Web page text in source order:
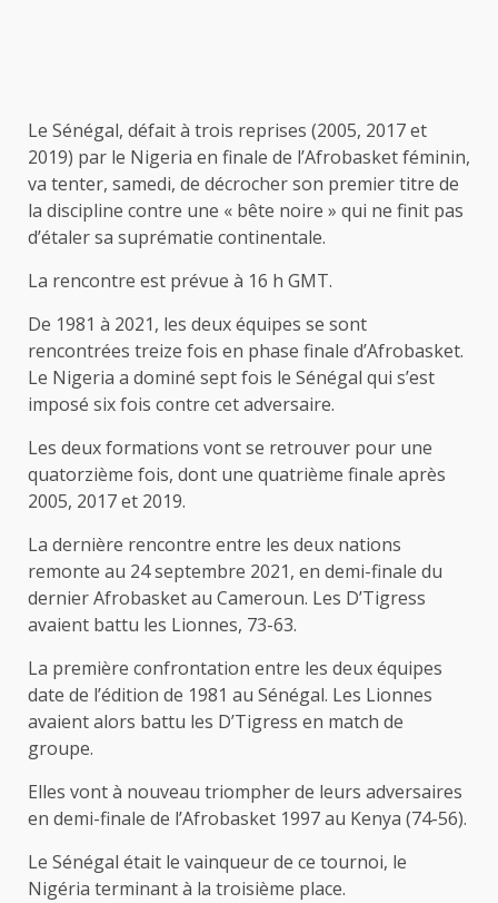
Le Sénégal, défait à trois reprises (2005, 2017 et
2019) par le Nigeria en finale de l’Afrobasket féminin,
va tenter, samedi, de décrocher son premier titre de
la discipline contre une « bête noire » qui ne finit pas
d’étaler sa suprématie continentale.
La rencontre est prévue à 16 h GMT.
De 1981 à 2021, les deux équipes se sont
rencontrées treize fois en phase finale d’Afrobasket.
Le Nigeria a dominé sept fois le Sénégal qui s’est
imposé six fois contre cet adversaire.
Les deux formations vont se retrouver pour une
quatorzième fois, dont une quatrième finale après
2005, 2017 et 2019.
La dernière rencontre entre les deux nations
remonte au 24 septembre 2021, en demi-finale du
dernier Afrobasket au Cameroun. Les D’Tigress
avaient battu les Lionnes, 73-63.
La première confrontation entre les deux équipes
date de l’édition de 1981 au Sénégal. Les Lionnes
avaient alors battu les D’Tigress en match de
groupe.
Elles vont à nouveau triompher de leurs adversaires
en demi-finale de l’Afrobasket 1997 au Kenya (74-56).
Le Sénégal était le vainqueur de ce tournoi, le
Nigéria terminant à la troisième place.